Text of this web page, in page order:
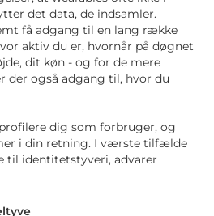
det data, de indsamler.
få adgang til en lang række
aktiv du er, hvornår på døgnet
dit køn - og for de mere
der også adgang til, hvor du
dig som forbruger, og
i din retning. I værste tilfælde
til identitetstyveri, advarer